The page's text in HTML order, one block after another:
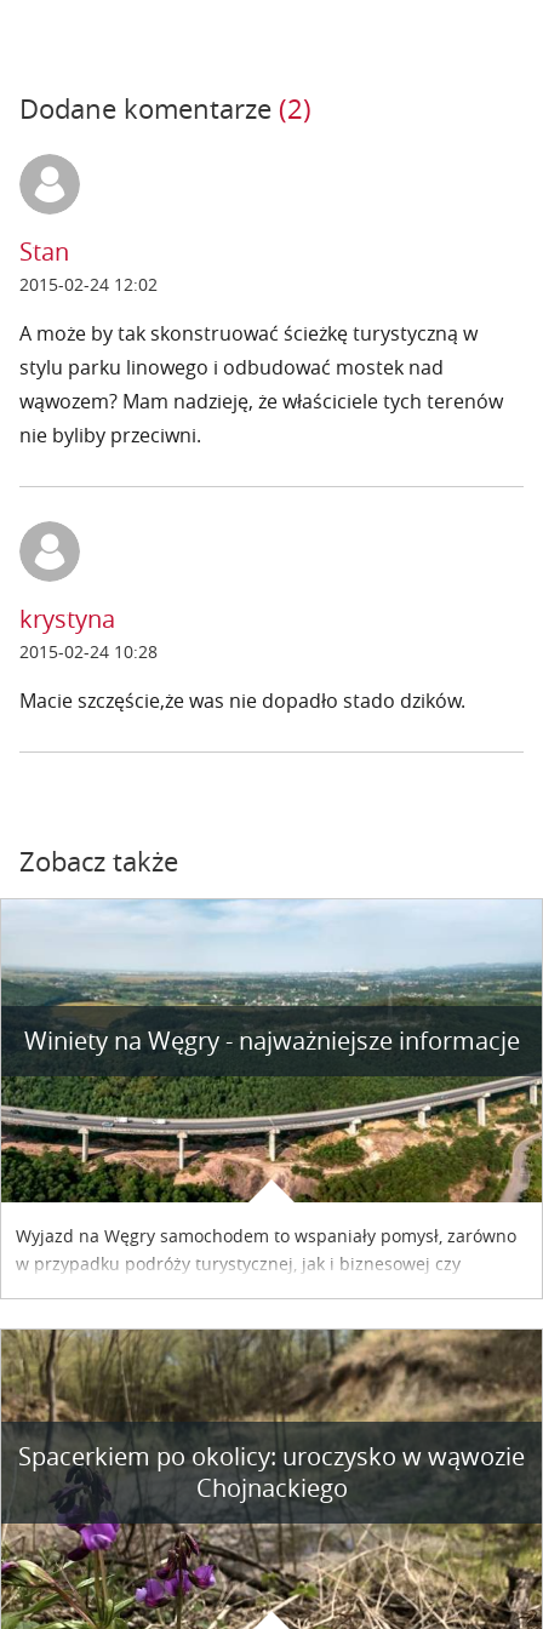
Dodane komentarze (2)
Stan
2015-02-24 12:02
A może by tak skonstruować ścieżkę turystyczną w
stylu parku linowego i odbudować mostek nad
wąwozem? Mam nadzieję, że właściciele tych terenów
nie byliby przeciwni.
krystyna
2015-02-24 10:28
Macie szczęście,że was nie dopadło stado dzików.
Zobacz także
Winiety na Węgry - najważniejsze informacje
Wyjazd na Węgry samochodem to wspaniały pomysł, zarówno
w przypadku podróży turystycznej, jak i biznesowej czy
współpracy reklamowej z Hungary Vignette.
Spacerkiem po okolicy: uroczysko w wąwozie
Chojnackiego